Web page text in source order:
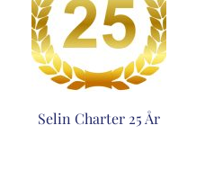
Selin Charter 25 År